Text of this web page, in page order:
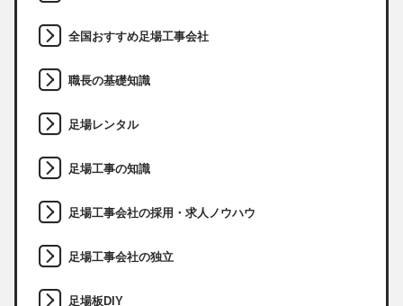
全国おすすめ足場工事会社
職長の基礎知識
足場レンタル
足場工事の知識
足場工事会社の採用・求人ノウハウ
足場工事会社の独立
足場板DIY